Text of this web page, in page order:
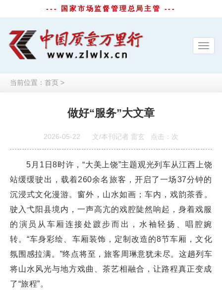
--- 国家市场监督管理总局主管 ---
当前位置： 首页 >
做好“服务”大文章
2026-05-22 文/本刊记者 雷玄 点击： 次
5月1日8时许，“大美上饶”主题观光列车从江西上饶
站缓缓驶出，载着260余名旅客，开启了一场37分钟的
沉浸式文化漫游。窗外，山水如画；车内，戏韵茶香。
驶入弋阳县境内，一声高亢的戏腔陡然响起，身着戏服
的演员从车厢连接处踱步而出，水袖轻扬、唱腔婉
转。“车身彩绘、车厢装饰，定制改造的8节车厢，文化
氛围感拉满。”终点将至，旅客周琳意犹未尽。这趟列车
将山水风光与地方戏曲、茶艺相融合，让路程真正变成
了“旅程”。